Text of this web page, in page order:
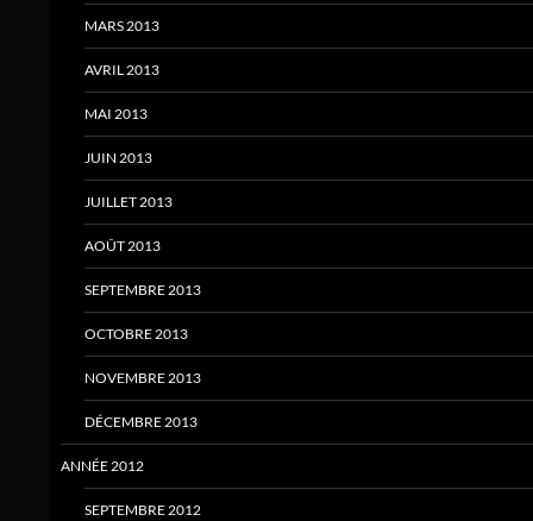
MARS 2013
AVRIL 2013
MAI 2013
JUIN 2013
JUILLET 2013
AOÛT 2013
SEPTEMBRE 2013
OCTOBRE 2013
NOVEMBRE 2013
DÉCEMBRE 2013
ANNÉE 2012
SEPTEMBRE 2012